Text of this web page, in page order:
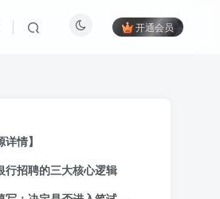
开通会员
详情】
行招聘的三大核心逻辑